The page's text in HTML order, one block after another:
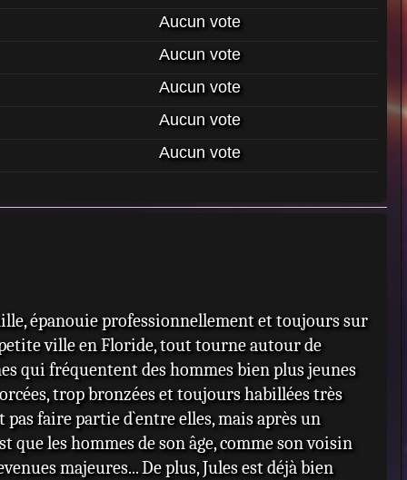
Aucun vote
Aucun vote
Aucun vote
Aucun vote
Aucun vote
épanouie professionnellement et toujours sur
ville en Floride, tout tourne autour de
qui fréquentent des hommes bien plus jeunes
trop bronzées et toujours habillées très
faire partie d`entre elles, mais après un
que les hommes de son âge, comme son voisin
majeures... De plus, Jules est déjà bien